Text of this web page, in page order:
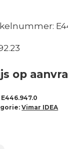
op
E446.947.0
Vimar IDEA